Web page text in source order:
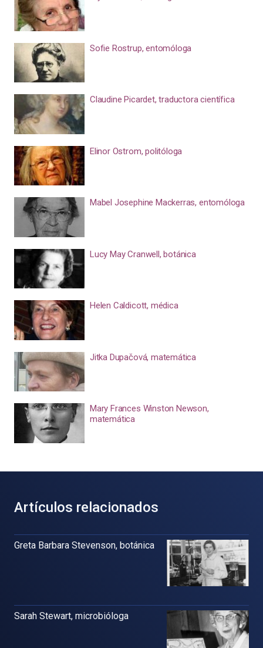
Sofie Rostrup, entomóloga
Claudine Picardet, traductora científica
Elinor Ostrom, politóloga
Mabel Josephine Mackerras, entomóloga
Lucy May Cranwell, botánica
Helen Caldicott, médica
Jitka Dupačová, matemática
Mary Frances Winston Newson,
matemática
Artículos relacionados
Greta Barbara Stevenson, botánica
Sarah Stewart, microbióloga